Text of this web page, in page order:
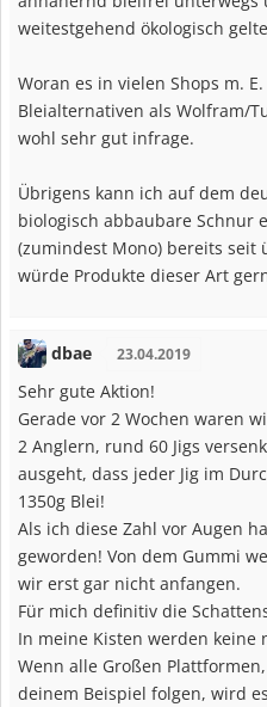
weitestgehend ökologisch
Woran es in vielen Shops m.
Bleialternativen als Wolfram/
wohl sehr gut infrage.
Übrigens kann ich auf dem
biologisch abbaubare Schnur
(zumindest Mono) bereits seit
würde Produkte dieser Art
dbae 23.04.2019
Sehr gute Aktion!
Gerade vor 2 Wochen waren
2 Anglern, rund 60 Jigs
ausgeht, dass jeder Jig im
1350g Blei!
Als ich diese Zahl vor Augen
geworden! Von dem Gummi
wir erst gar nicht anfangen.
Für mich definitiv die
In meine Kisten werden keine
Wenn alle Großen
deinem Beispiel folgen, wird